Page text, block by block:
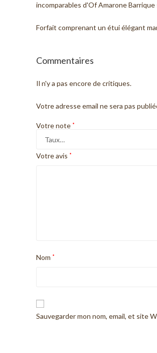
incomparables d'Of Amarone
Forfait comprenant un étui élégant
Commentaires
Il n'y a pas encore de critiques.
Votre adresse email ne sera pas
Votre note *
Votre avis *
Nom *
Sauvegarder mon nom, email, et site